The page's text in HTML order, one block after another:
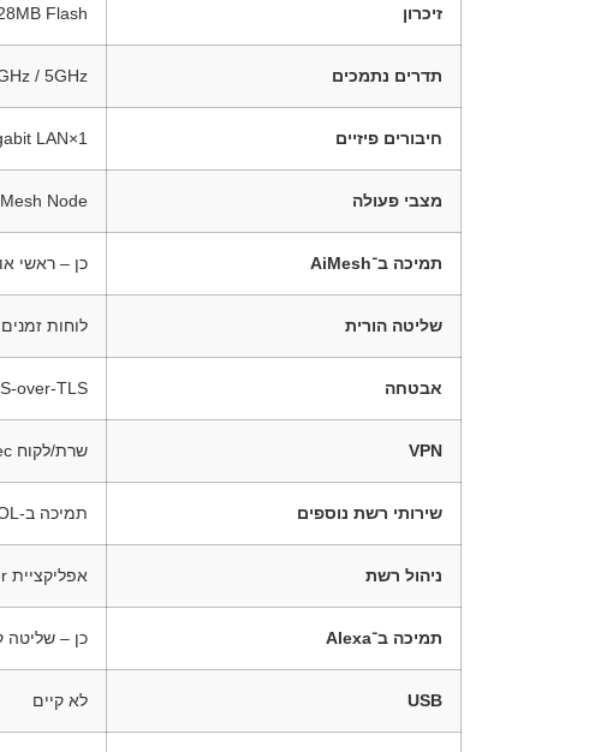
זיכרון Flash
תדרים נתמכים / 5GHz
חיבורים פיזיים 1×Gigabit WAN/LAN, 1×Gigabit LAN
מצבי פעולה Node
תמיכה ב־AiMesh כן – ראשי או Node
שליטה הורית לוחות
אבטחה over-TLS
VPN שרת/לקוח PPTP, L2TP, OVPN, IPSec
שירותי רשת נוספים תמיכה ב-DDNS, Port Forwarding, IPTV, WOL
ניהול רשת אפליקציית ASUS Router + ממשק ASUSWRT
תמיכה ב־Alexa כן – שליטה
USB לא קיים